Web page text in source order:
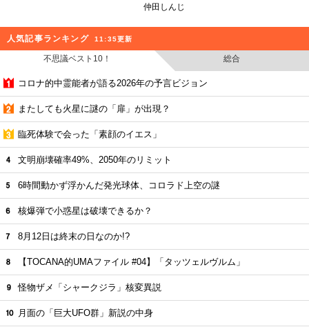
仲田しんじ
人気記事ランキング 11:35更新
不思議ベスト10！ 総合
コロナ的中霊能者が語る2026年の予言ビジョン
またしても火星に謎の「扉」が出現？
臨死体験で会った「素顔のイエス」
文明崩壊確率49%、2050年のリミット
6時間動かず浮かんだ発光球体、コロラド上空の謎
核爆弾で小惑星は破壊できるか？
8月12日は終末の日なのか!?
【TOCANA的UMAファイル #04】「タッツェルヴルム」
怪物ザメ「シャークジラ」核変異説
月面の「巨大UFO群」新説の中身